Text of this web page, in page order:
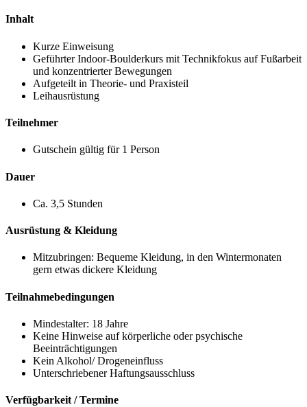
Inhalt
Kurze Einweisung
Geführter Indoor-Boulderkurs mit Technikfokus auf Fußarbeit
und konzentrierter Bewegungen
Aufgeteilt in Theorie- und Praxisteil
Leihausrüstung
Teilnehmer
Gutschein gültig für 1 Person
Dauer
Ca. 3,5 Stunden
Ausrüstung & Kleidung
Mitzubringen: Bequeme Kleidung, in den Wintermonaten
gern etwas dickere Kleidung
Teilnahmebedingungen
Mindestalter: 18 Jahre
Keine Hinweise auf körperliche oder psychische
Beeinträchtigungen
Kein Alkohol/ Drogeneinfluss
Unterschriebener Haftungsausschluss
Verfügbarkeit / Termine